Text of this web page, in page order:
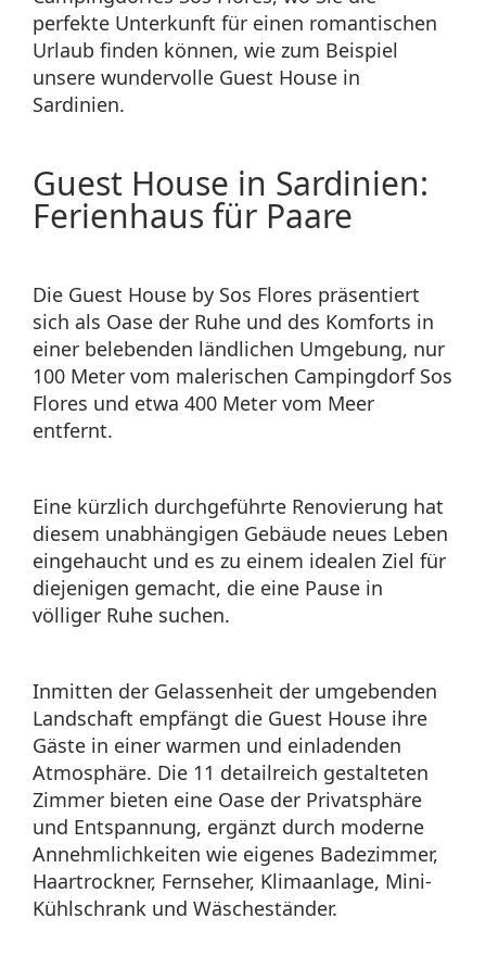
perfekte Unterkunft für einen romantischen
Urlaub finden können, wie zum Beispiel
unsere wundervolle Guest House in
Sardinien.
Guest House in Sardinien:
Ferienhaus für Paare
Die Guest House by Sos Flores präsentiert
sich als Oase der Ruhe und des Komforts in
einer belebenden ländlichen Umgebung, nur
100 Meter vom malerischen Campingdorf Sos
Flores und etwa 400 Meter vom Meer
entfernt.
Eine kürzlich durchgeführte Renovierung hat
diesem unabhängigen Gebäude neues Leben
eingehaucht und es zu einem idealen Ziel für
diejenigen gemacht, die eine Pause in
völliger Ruhe suchen.
Inmitten der Gelassenheit der umgebenden
Landschaft empfängt die Guest House ihre
Gäste in einer warmen und einladenden
Atmosphäre. Die 11 detailreich gestalteten
Zimmer bieten eine Oase der Privatsphäre
und Entspannung, ergänzt durch moderne
Annehmlichkeiten wie eigenes Badezimmer,
Haartrockner, Fernseher, Klimaanlage, Mini-
Kühlschrank und Wäscheständer.